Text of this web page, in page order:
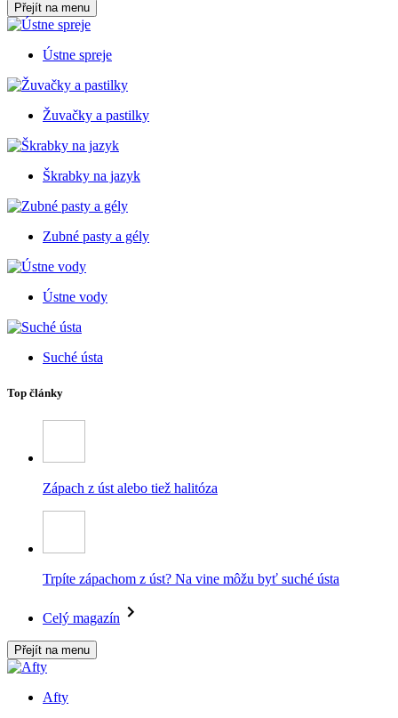
Přejít na menu
Ústne spreje
Žuvačky a pastilky
Škrabky na jazyk
Zubné pasty a gély
Ústne vody
Suché ústa
Top články
Zápach z úst alebo tiež halitóza
Trpíte zápachom z úst? Na vine môžu byť suché ústa
Celý magazín
Přejít na menu
Afty